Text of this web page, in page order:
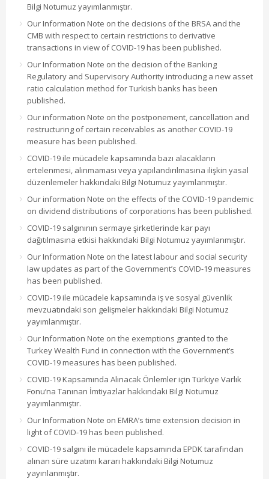
Bilgi Notumuz yayımlanmıştır.
Our Information Note on the decisions of the BRSA and the
CMB with respect to certain restrictions to derivative
transactions in view of COVID-19 has been published.
Our Information Note on the decision of the Banking
Regulatory and Supervisory Authority introducing a new asset
ratio calculation method for Turkish banks has been
published.
Our information Note on the postponement, cancellation and
restructuring of certain receivables as another COVID-19
measure has been published.
COVID-19 ile mücadele kapsamında bazı alacakların
ertelenmesi, alınmaması veya yapılandırılmasına ilişkin yasal
düzenlemeler hakkındaki Bilgi Notumuz yayımlanmıştır.
Our information Note on the effects of the COVID-19 pandemic
on dividend distributions of corporations has been published.
COVID-19 salgınının sermaye şirketlerinde kar payı
dağıtılmasına etkisi hakkındaki Bilgi Notumuz yayımlanmıştır.
Our Information Note on the latest labour and social security
law updates as part of the Government’s COVID-19 measures
has been published.
COVID-19 ile mücadele kapsamında iş ve sosyal güvenlik
mevzuatındaki son gelişmeler hakkındaki Bilgi Notumuz
yayımlanmıştır.
Our Information Note on the exemptions granted to the
Turkey Wealth Fund in connection with the Government’s
COVID-19 measures has been published.
COVID-19 Kapsamında Alınacak Önlemler için Türkiye Varlık
Fonu’na Tanınan İmtiyazlar hakkındaki Bilgi Notumuz
yayımlanmıştır.
Our Information Note on EMRA’s time extension decision in
light of COVID-19 has been published.
COVID-19 salgını ile mücadele kapsamında EPDK tarafından
alınan süre uzatımı kararı hakkındaki Bilgi Notumuz
yayınlanmıştır.